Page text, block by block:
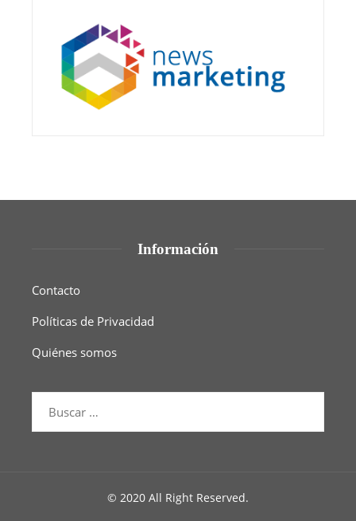
Información
Contacto
Políticas de Privacidad
Quiénes somos
© 2020 All Right Reserved.